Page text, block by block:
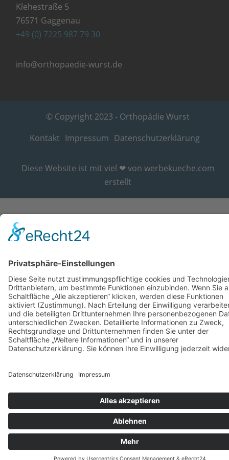
Klehestraße 5
76571 Gaggenau
+49 (0) 7225 987 79 30
info@orthopaedie-wurst.de
© Copyright 2023 - Orthopädie Wurst
Kontakt Impressum Datenschutzerklärung
Diese Website ist mit viel ❤ von werbekueche.com
erstellt